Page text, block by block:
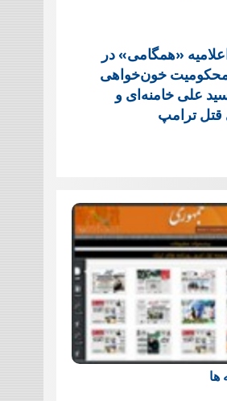
«همگامی» در
خون‌خواهی
علی خامنه‌ای و
قتل ترامپ
ها